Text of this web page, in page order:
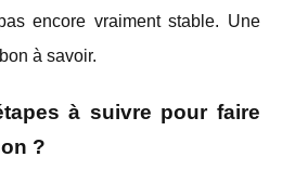
encore vraiment stable. Une
à savoir.
à suivre pour faire
?